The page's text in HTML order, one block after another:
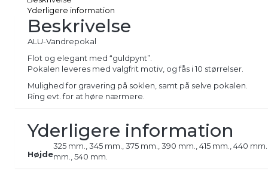
Yderligere information
Beskrivelse
ALU-Vandrepokal
Flot og elegant med “guldpynt”.
Pokalen leveres med valgfrit motiv, og fås i 10 størrelser.
Mulighed for gravering på soklen, samt på selve pokalen.
Ring evt. for at høre nærmere.
Yderligere information
Højde
325 mm., 345 mm., 375 mm., 390 mm., 415 mm., 440
mm., 540 mm.